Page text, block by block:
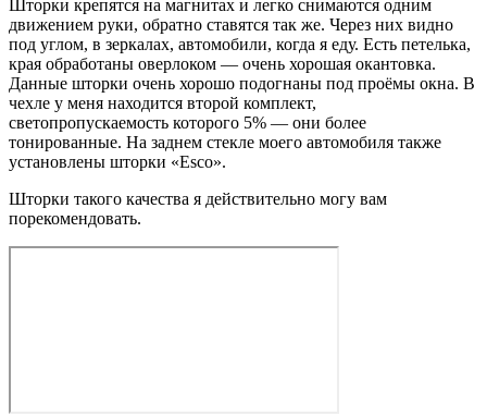
Шторки крепятся на магнитах и легко снимаются одним
движением руки, обратно ставятся так же. Через них видно
под углом, в зеркалах, автомобили, когда я еду. Есть петелька,
края обработаны оверлоком — очень хорошая окантовка.
Данные шторки очень хорошо подогнаны под проёмы окна. В
чехле у меня находится второй комплект,
светопропускаемость которого 5% — они более
тонированные. На заднем стекле моего автомобиля также
установлены шторки «Esco».
Шторки такого качества я действительно могу вам
порекомендовать.